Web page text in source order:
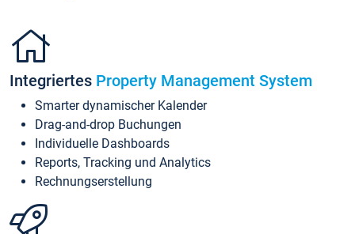
Integriertes Property Management System
Smarter dynamischer Kalender
Drag-and-drop Buchungen
Individuelle Dashboards
Reports, Tracking und Analytics
Rechnungserstellung